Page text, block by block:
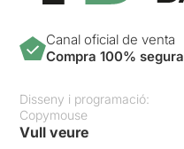
Canal oficial de venta
Compra 100% segura
Disseny i programació:
Copymouse
Vull veure